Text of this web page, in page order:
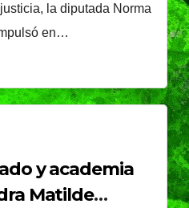
la diputada Norma
en…
y academia
Matilde
y BTS lanzan
limitada